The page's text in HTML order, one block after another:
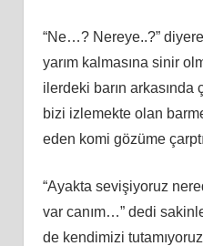
“Ne…? Nereye..?”
yarım kalmasına sinir
ilerdeki barın arkasında
bizi izlemekte olan
eden komi gözüme
“Ayakta sevişiyoruz
var canım…” dedi
de kendimizi